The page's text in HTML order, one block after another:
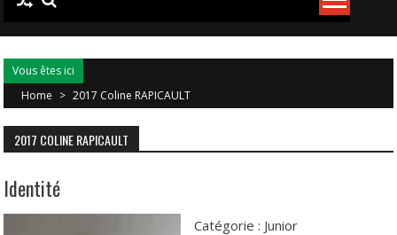
Vous êtes ici
Home > 2017 Coline RAPICAULT
2017 COLINE RAPICAULT
Identité
Catégorie : Junior